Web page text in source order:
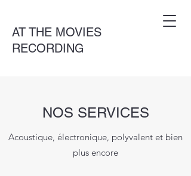
AT THE MOVIES
RECORDING
NOS SERVICES
Acoustique, électronique, polyvalent et bien
plus encore